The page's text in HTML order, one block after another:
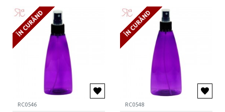
ÎN CURÂND
RC0546
ÎN CURÂND
RC0548